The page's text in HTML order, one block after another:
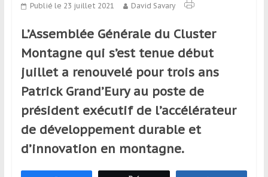
aux
voyageurs
ponctuels
ou
réguliers,
pratiquants,
passionnés
ou
simples
spectateurs
de
sport,
Publié le 23 juillet 2021 David Savary
L’Assemblée Générale du Cluster
Montagne qui s’est tenue début
juillet a renouvelé pour trois ans
Patrick Grand’Eury au poste de
président exécutif de l’accélérateur
de développement durable et
d’innovation en montagne.